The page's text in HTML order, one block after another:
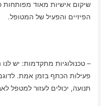
שיקום אישיות מאוד מפותחות
הפיזיים והפעיל של המטופל.
– טכנולוגיות מתקדמות: יש
פעילות הכתף בזמן אמת.
תנועה, יכולים לעזור למטפל